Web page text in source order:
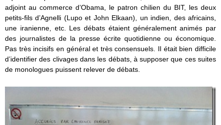
adjoint au commerce d’Obama, le patron chilien du BIT, les deux
petits-fils d’Agnelli (Lupo et John Elkaan), un indien, des africains,
une iranienne, etc. Les débats étaient généralement animés par
des journalistes de la presse écrite quotidienne ou économique.
Pas très incisifs en général et très consensuels. Il était bien difficile
d’identifier des clivages dans les débats, à supposer que ces suites
de monologues puissent relever de débats.